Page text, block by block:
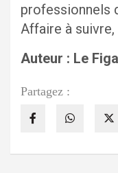
professionnels
Affaire à suivre,
Auteur : Le
Partagez :